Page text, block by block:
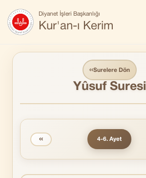
Diyanet İşleri Başkanlığı
Kur'an-ı Kerim
‹‹Surelere Dön
Yûsuf Suresi
‹‹ 4-6. Ayet